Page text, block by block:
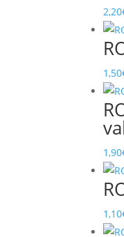
2,20
1,50
1,90
1,10